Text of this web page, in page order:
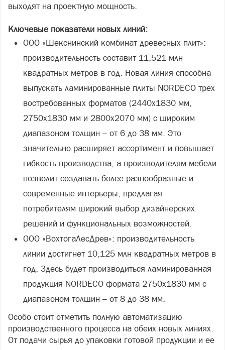
выходят на проектную мощность.
Ключевые показатели новых линий:
ООО «Шекснинский комбинат древесных плит»:
производительность составит 11,521 млн
квадратных метров в год. Новая линия способна
выпускать ламинированные плиты NORDECO трех
востребованных форматов (2440х1830 мм,
2750х1830 мм и 2800х2070 мм) с широким
диапазоном толщин – от 6 до 38 мм. Это
значительно расширяет ассортимент и повышает
гибкость производства, а производителям мебели
позволит создавать более разнообразные и
современные интерьеры, предлагая
потребителям широкий выбор дизайнерских
решений и функциональных возможностей.
ООО «ВохтогаЛесДрев»: производительность
линии достигнет 10,125 млн квадратных метров в
год. Здесь будет производиться ламинированная
продукция NORDECO формата 2750х1830 мм с
диапазоном толщин – от 8 до 38 мм.
Особо стоит отметить полную автоматизацию
производственного процесса на обеих новых линиях.
От подачи сырья до упаковки готовой продукции и ее